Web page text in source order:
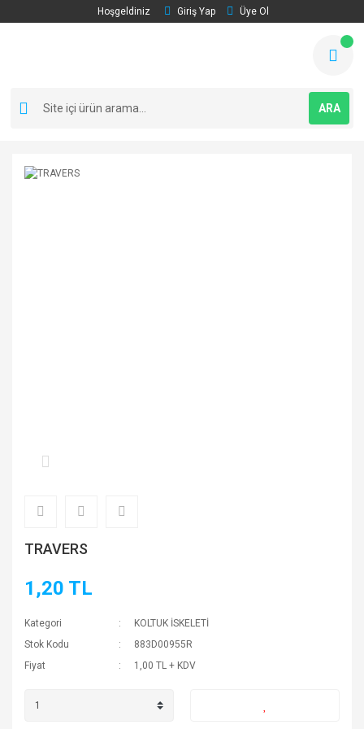
Hoşgeldiniz Giriş Yap Üye Ol
ARA
TRAVERS
1,20 TL
Kategori
KOLTUK İSKELETİ
Stok Kodu
883D00955R
Fiyat
1,00 TL + KDV